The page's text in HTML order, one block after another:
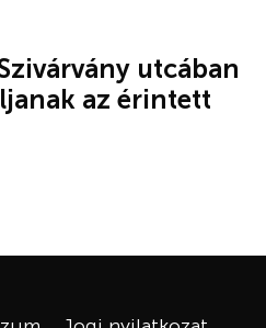
utcában
az érintett